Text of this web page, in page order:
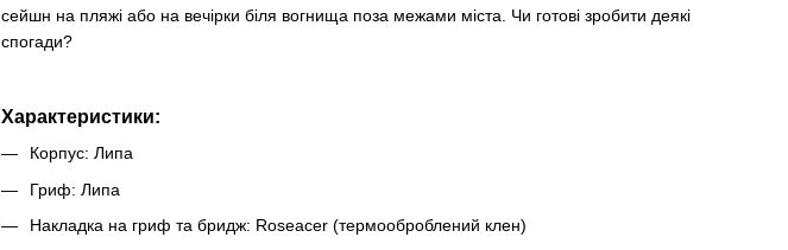
сейшн на пляжі або на вечірки біля вогнища поза межами міста. Чи готові зробити деякі
спогади?
Характеристики:
Корпус: Липа
Гриф: Липа
Накладка на гриф та бридж: Roseacer (термооброблений клен)